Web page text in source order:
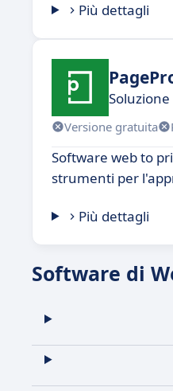
Più dettagli
Versione gratuita
Software web to
strumenti per
Più dettagli
Software di